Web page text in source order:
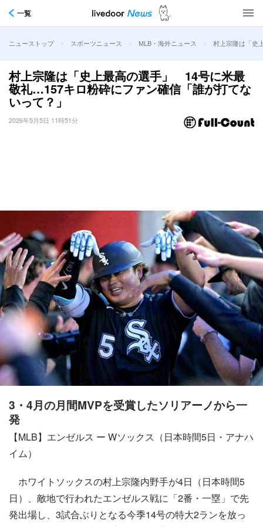
一覧
ニューストップ > スポーツニュース > MLB・海外ニュース > 村上宗隆は「史
村上宗隆は「史上最高の選手」 14号に米最
敬礼…157キロ粉砕にファン確信「誰が打てな
いって？」
2026年5月5日 11時51分
3・4月の月間MVPを受賞したソリアーノから一
発
【MLB】エンゼルス ー Wソックス（日本時間5日・アナハ
イム）
ホワイトソックスの村上宗隆内野手が4日（日本時間5
日）、敵地で行われたエンゼルス戦に「2番・一塁」で先
発出場し、3試合ぶりとなる今季14号の特大2ランを放っ